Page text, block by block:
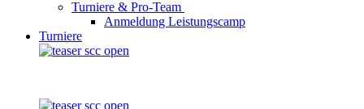
Turniere & Pro-Team
Anmeldung Leistungscamp
Turniere